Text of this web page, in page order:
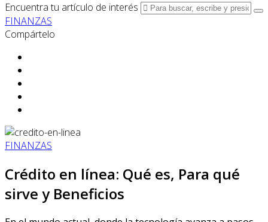
Encuentra tu artículo de interés
FINANZAS
Compártelo
FINANZAS
Crédito en línea: Qué es, Para qué
sirve y Beneficios